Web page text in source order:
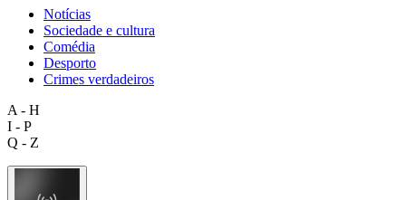
Notícias
Sociedade e cultura
Comédia
Desporto
Crimes verdadeiros
A - H
I - P
Q - Z